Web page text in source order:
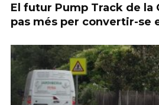
El futur Pump Track de la
pas més per convertir-se